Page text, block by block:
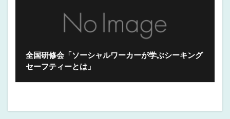
全国研修会「ソーシャルワーカーが学ぶシーキング
セーフティーとは」